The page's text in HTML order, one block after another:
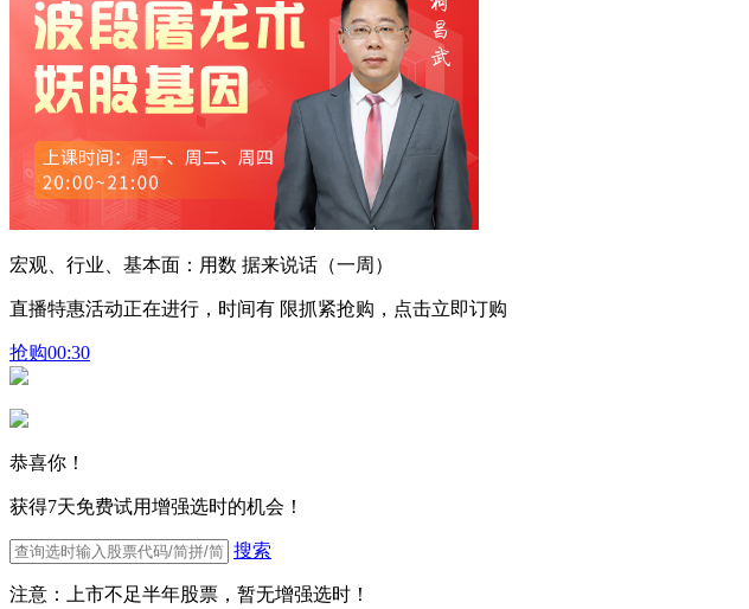
宏观、行业、基本面：用数 据来说话（一周）
直播特惠活动正在进行，时间有 限抓紧抢购，点击立即订购
抢购00:30
恭喜你！
获得7天免费试用增强选时的机会！
搜索
注意：上市不足半年股票，暂无增强选时！